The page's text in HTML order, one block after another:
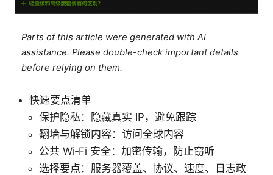
Parts of this article were generated with AI
assistance. Please double-check important details
before relying on them.
快速要点清单
保护隐私：隐藏真实 IP，避免跟踪
翻墙与解锁内容：访问全球内容
公共 Wi‑Fi 安全：加密传输，防止窃听
选择要点：服务器覆盖、协议、速度、日志政